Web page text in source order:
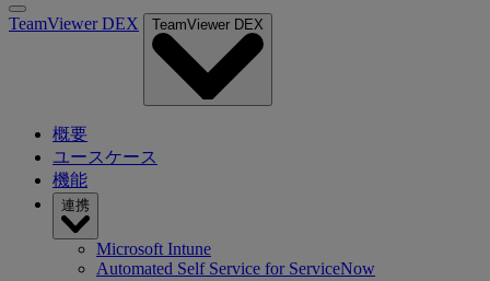
TeamViewer DEX TeamViewer DEX
概要
ユースケース
機能
連携
Microsoft Intune
Automated Self Service for ServiceNow